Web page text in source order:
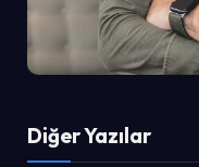
Diğer Yazılar